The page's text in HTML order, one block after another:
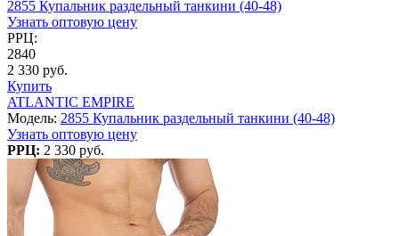
2855 Купальник раздельный танкини (40-48)
Узнать оптовую цену
РРЦ:
2840
2 330 руб.
Купить
ATLANTIC EMPIRE
Модель: 2855 Купальник раздельный танкини (40-48)
Узнать оптовую цену
РРЦ: 2 330 руб.